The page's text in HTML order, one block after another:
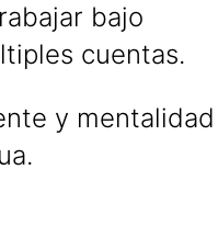
bajo
cuentas.
y mentalidad